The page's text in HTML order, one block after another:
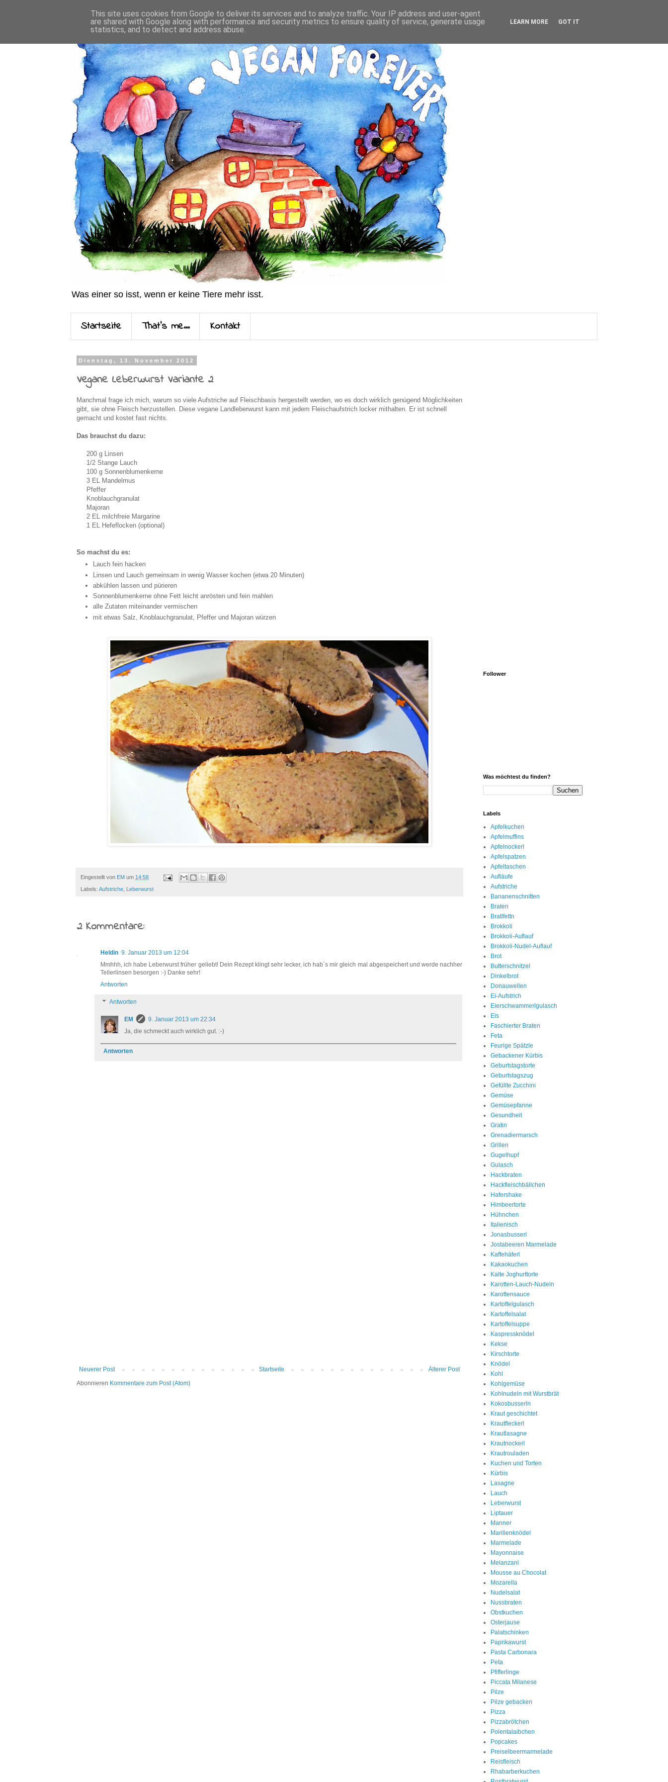
Was einer so isst, wenn er keine Tiere mehr isst.
Startseite That's me... Kontakt
Dienstag, 13. November 2012
Vegane Leberwurst Variante 2
Manchmal frage ich mich, warum so viele Aufstriche auf Fleischbasis hergestellt werden, wo es doch wirklich genügend Möglichkeiten
gibt, sie ohne Fleisch herzustellen. Diese vegane Landleberwurst kann mit jedem Fleischaufstrich locker mithalten. Er ist schnell
gemacht und kostet fast nichts.
Das brauchst du dazu:
200 g Linsen
1/2 Stange Lauch
100 g Sonnenblumenkerne
3 EL Mandelmus
Pfeffer
Knoblauchgranulat
Majoran
2 EL milchfreie Margarine
1 EL Hefeflocken (optional)
So machst du es:
Lauch fein hacken
Linsen und Lauch gemeinsam in wenig Wasser kochen (etwa 20 Minuten)
abkühlen lassen und pürieren
Sonnenblumenkerne ohne Fett leicht anrösten und fein mahlen
alle Zutaten miteinander vermischen
mit etwas Salz, Knoblauchgranulat, Pfeffer und Majoran würzen
Eingestellt von EM um 14:58
Labels: Aufstriche Leberwurst
2 Kommentare:
Heldin 9. Januar 2013 um 12:04
Mmhhh, ich habe Leberwurst früher geliebt! Dein Rezept klingt sehr lecker, ich hab´s mir gleich mal abgespeichert und werde nachher
Tellerlinsen besorgen :-) Danke sehr!
Antworten
Antworten
EM
9. Januar 2013 um 22:34
Ja, die schmeckt auch wirklich gut. :-)
Antworten
Neuerer Post Älterer Post
Startseite
Abonnieren Kommentare zum Post (Atom)
Follower
Was möchtest du finden?
Labels
Apfelkuchen
Apfelmuffins
Apfelnockerl
Apfelspatzen
Apfeltaschen
Aufläufe
Aufstriche
Bananenschnitten
Braten
Bratlfettn
Brokkoli
Brokkoli-Auflauf
Brokkoli-Nudel-Auflauf
Brot
Butterschnitzel
Dinkelbrot
Donauwellen
Ei-Aufstrich
Eierschwammerlgulasch
Eis
Faschierter Braten
Feta
Feurige Spätzle
Gebackener Kürbis
Geburtstagstorte
Geburtstagszug
Gefüllte Zucchini
Gemüse
Gemüsepfanne
Gesundheit
Gratin
Grenadiermarsch
Grillen
Gugelhupf
Gulasch
Hackbraten
Hackfleischbällchen
Hafershake
Himbeertorte
Hühnchen
Italienisch
Jonasbusserl
Jostabeeren Marmelade
Kaffehäferl
Kakaokuchen
Kalte Joghurttorte
Karotten-Lauch-Nudeln
Karottensauce
Kartoffelgulasch
Kartoffelsalat
Kartoffelsuppe
Kaspressknödel
Kekse
Kirschtorte
Knödel
Kohl
Kohlgemüse
Kohlnudeln mit Wurstbrät
Kokosbusserln
Kraut geschichtet
Krautfleckerl
Krautlasagne
Krautnockerl
Krautrouladen
Kuchen und Torten
Kürbis
Lasagne
Lauch
Leberwurst
Liptauer
Manner
Marillenknödel
Marmelade
Mayonnaise
Melanzani
Mousse au Chocolat
Mozarella
Nudelsalat
Nussbraten
Obstkuchen
Osterjause
Palatschinken
Paprikawurst
Pasta Carbonara
Peta
Pfifferlinge
Piccata Milanese
Pilze
Pilze gebacken
Pizza
Pizzabrötchen
Polentalaibchen
Popcakes
Preiselbeermarmelade
Reisfleisch
Rhabarberkuchen
This site uses cookies from Google to deliver its services and to analyze traffic. Your IP address and user-agent
are shared with Google along with performance and security metrics to ensure quality of service, generate usage
statistics, and to detect and address abuse.
LEARN MORE GOT IT